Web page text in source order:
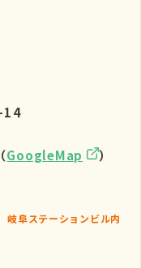
14
GoogleMap
）
岐阜ステーションビル内